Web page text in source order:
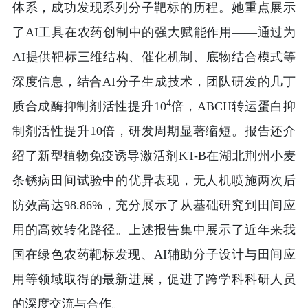
体系，成功发现系列分子靶标的历程。她重点展示
了AI工具在农药创制中的强大赋能作用——通过为
AI提供靶标三维结构、催化机制、底物结合模式等
深度信息，结合AI分子生成技术，团队研发的几丁
质合成酶抑制剂活性提升104倍，ABCH转运蛋白抑
制剂活性提升10倍，研发周期显著缩短。报告还介
绍了新型植物免疫诱导激活剂KT-B在湖北荆州小麦
条锈病田间试验中的优异表现，无人机喷施两次后
防效高达98.86%，充分展示了从基础研究到田间应
用的高效转化路径。上述报告集中展示了近年来我
国在绿色农药靶标发现、AI辅助分子设计与田间应
用等领域取得的最新进展，促进了跨学科科研人员
的深度交流与合作。